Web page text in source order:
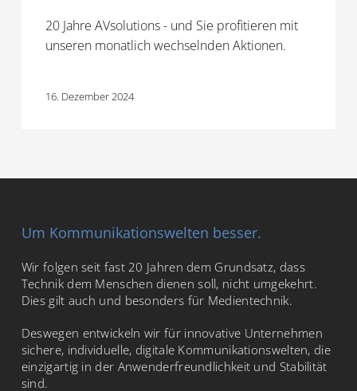
20 Jahre AVsolutions - und Sie profitieren mit
unseren monatlich wechselnden Aktionen.
16. Dezember 2024
Um Kommunikationswelten besser.
Wir folgen seit fast 20 Jahren dem Grundsatz, dass
Technik dem Menschen dienen soll, nicht umgekehrt.
Dies gilt auch und besonders für Medientechnik.
Deswegen entwickeln wir für innovative Unternehmen
sichere, individuelle, digitale Kommunikationswelten, die
einzigartig in der Anwenderfreundlichkeit und Stabilität
sind.